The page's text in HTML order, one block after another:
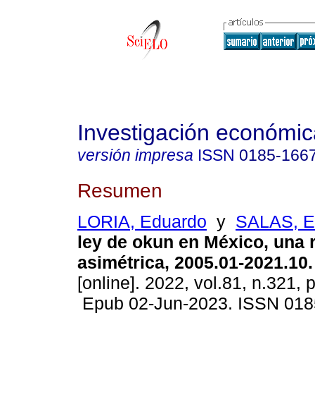
Investigación
versión impresa ISSN 0185-
Resumen
LORIA, Eduardo y SALAS,
ley de okun en México, una
asimétrica, 2005.01-2021.10.
[online]. 2022, vol.81, n.321,
Epub 02-Jun-2023. ISSN